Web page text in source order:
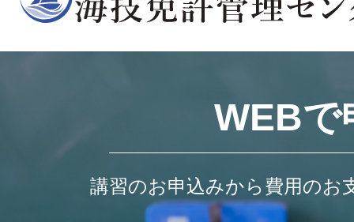
WEBで
講習のお申込みから費用のお